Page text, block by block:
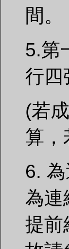
間。
5.第
行四
(若
算，
6.
為連
提前